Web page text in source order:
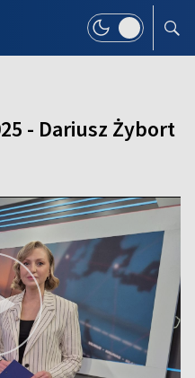
- Dariusz Żybort